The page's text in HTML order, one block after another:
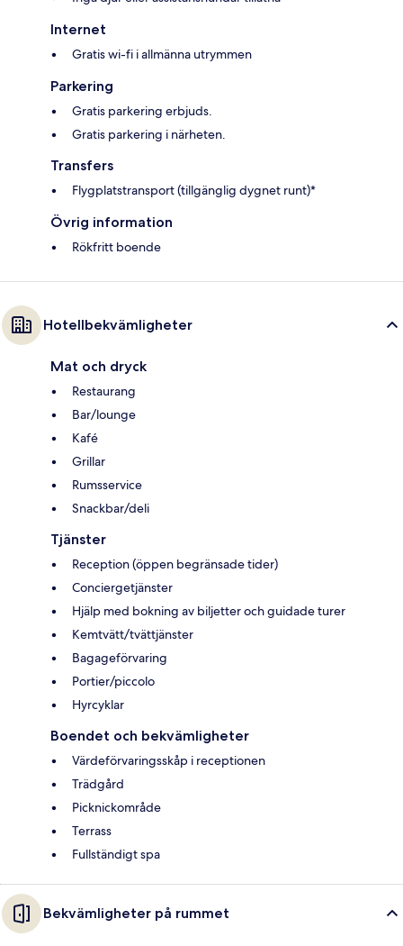
Internet
Gratis wi-fi i allmänna utrymmen
Parkering
Gratis parkering erbjuds.
Gratis parkering i närheten.
Transfers
Flygplatstransport (tillgänglig dygnet runt)*
Övrig information
Rökfritt boende
Hotellbekvämligheter
Mat och dryck
Restaurang
Bar/lounge
Kafé
Grillar
Rumsservice
Snackbar/deli
Tjänster
Reception (öppen begränsade tider)
Conciergetjänster
Hjälp med bokning av biljetter och guidade turer
Kemtvätt/tvättjänster
Bagageförvaring
Portier/piccolo
Hyrcyklar
Boendet och bekvämligheter
Värdeförvaringsskåp i receptionen
Trädgård
Picknickområde
Terrass
Fullständigt spa
Bekvämligheter på rummet